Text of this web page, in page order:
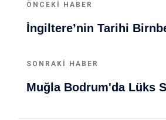
ÖNCEKI HABER
SONRAKI HABER